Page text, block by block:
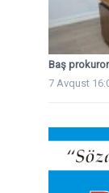
Baş
7 Avqust